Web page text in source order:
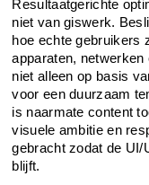
Resultaatgerichte
niet van giswerk.
hoe echte gebruikers
apparaten,
niet alleen op basis
voor een duurzaam
is naarmate content
visuele ambitie en
gebracht zodat de UI/
blijft.